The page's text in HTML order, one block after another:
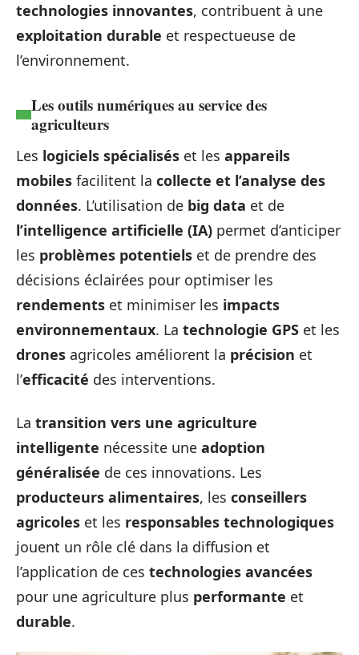
technologies innovantes, contribuent à une
exploitation durable et respectueuse de
l’environnement.
Les outils numériques au service des
agriculteurs
Les logiciels spécialisés et les appareils
mobiles facilitent la collecte et l’analyse des
données. L’utilisation de big data et de
l’intelligence artificielle (IA) permet d’anticiper
les problèmes potentiels et de prendre des
décisions éclairées pour optimiser les
rendements et minimiser les impacts
environnementaux. La technologie GPS et les
drones agricoles améliorent la précision et
l’efficacité des interventions.
La transition vers une agriculture
intelligente nécessite une adoption
généralisée de ces innovations. Les
producteurs alimentaires, les conseillers
agricoles et les responsables technologiques
jouent un rôle clé dans la diffusion et
l’application de ces technologies avancées
pour une agriculture plus performante et
durable.